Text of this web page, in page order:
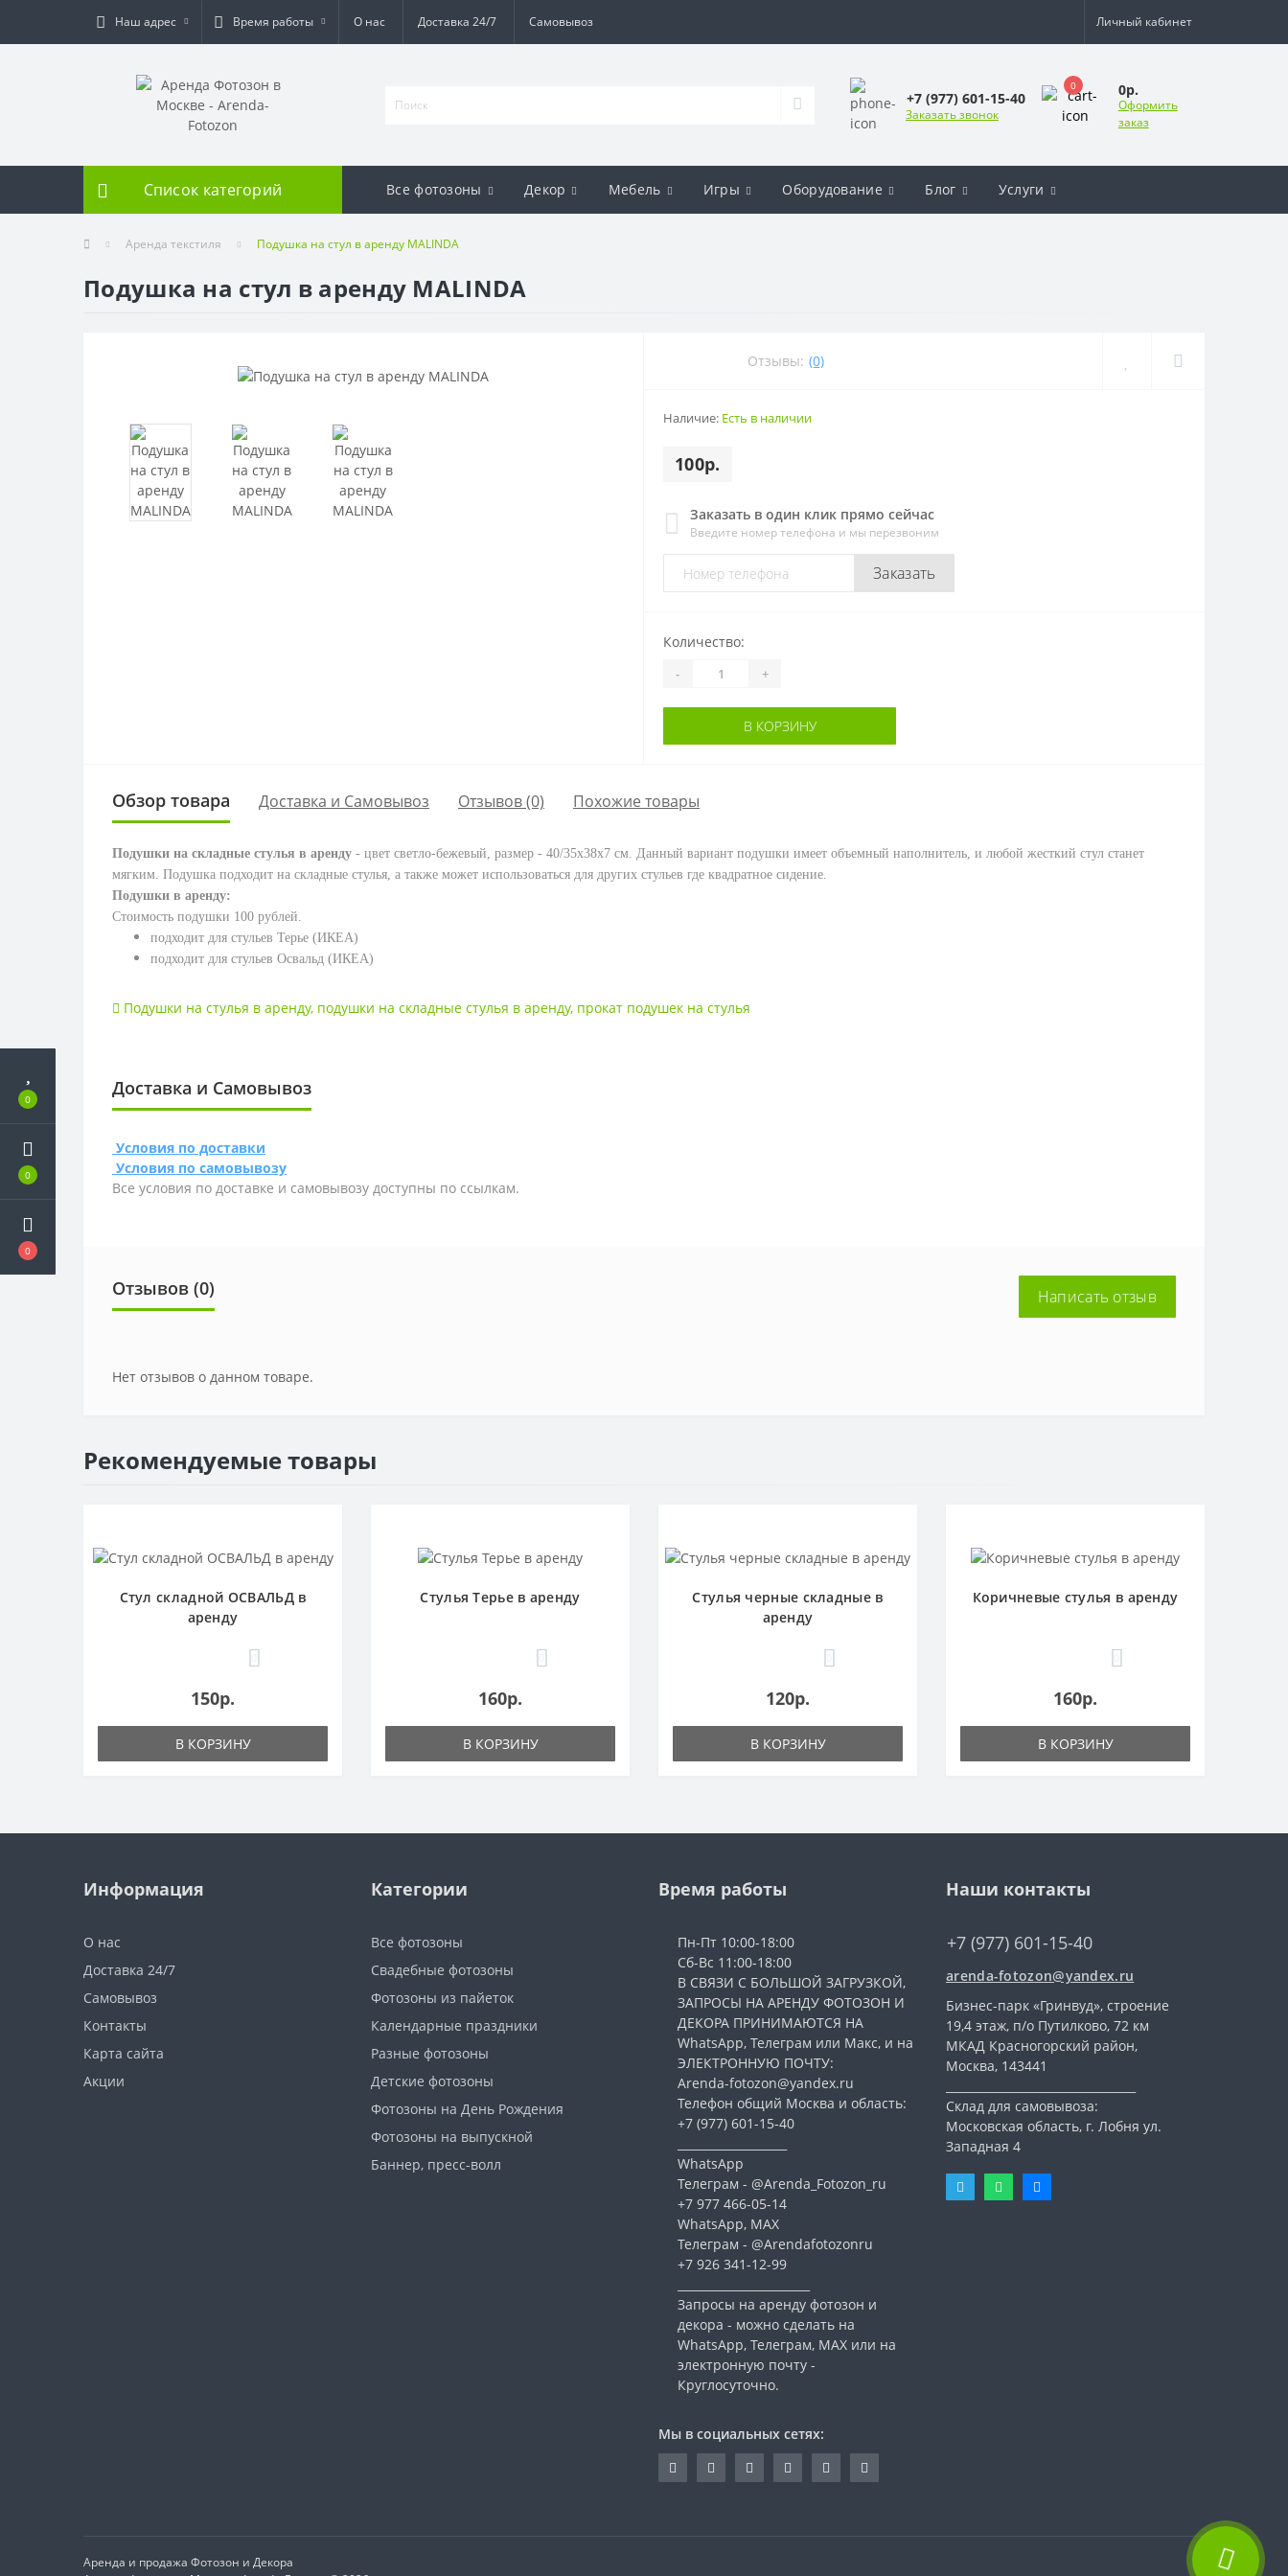
0
0
0
Наш адрес Время работы О нас Доставка 24/7 Самовывоз Личный кабинет
+7 (977) 601-15-40
Заказать звонок
0 0р.
Оформить
заказ
Список категорий Все фотозоны Декор Мебель Игры Оборудование Блог Услуги
Аренда текстиля Подушка на стул в аренду MALINDA
Подушка на стул в аренду MALINDA
Отзывы: (0)
Наличие: Есть в наличии
100р.
Заказать в один клик прямо сейчас
Введите номер телефона и мы перезвоним
Заказать
Количество:
- +
В КОРЗИНУ
Обзор товара Доставка и Самовывоз Отзывов (0) Похожие товары
Подушки на складные стулья в аренду - цвет светло-бежевый, размер - 40/35x38x7 см. Данный вариант подушки имеет объемный наполнитель, и любой жесткий стул станет
мягким. Подушка подходит на складные стулья, а также может использоваться для других стульев где квадратное сидение.
Подушки в аренду:
Стоимость подушки 100 рублей.
подходит для стульев Терье (ИКЕА)
подходит для стульев Освальд (ИКЕА)
Подушки на стулья в аренду, подушки на складные стулья в аренду, прокат подушек на стулья
Доставка и Самовывоз
Условия по доставки
Условия по самовывозу
Все условия по доставке и самовывозу доступны по ссылкам.
Отзывов (0) Написать отзыв
Нет отзывов о данном товаре.
Рекомендуемые товары
Стул складной ОСВАЛЬД в
аренду
150р.
В КОРЗИНУ
Стулья Терье в аренду
160р.
В КОРЗИНУ
Стулья черные складные в
аренду
120р.
В КОРЗИНУ
Коричневые стулья в аренду
160р.
В КОРЗИНУ
Информация
О нас
Доставка 24/7
Самовывоз
Контакты
Карта сайта
Акции
Категории
Все фотозоны
Свадебные фотозоны
Фотозоны из пайеток
Календарные праздники
Разные фотозоны
Детские фотозоны
Фотозоны на День Рождения
Фотозоны на выпускной
Баннер, пресс-волл
Время работы
Пн-Пт 10:00-18:00
Сб-Вс 11:00-18:00
В СВЯЗИ С БОЛЬШОЙ ЗАГРУЗКОЙ,
ЗАПРОСЫ НА АРЕНДУ ФОТОЗОН И
ДЕКОРА ПРИНИМАЮТСЯ НА
WhatsApp, Телеграм или Макс, и на
ЭЛЕКТРОННУЮ ПОЧТУ:
Arenda-fotozon@yandex.ru
Телефон общий Москва и область:
+7 (977) 601-15-40
WhatsApp
Телеграм - @Arenda_Fotozon_ru
+7 977 466-05-14
WhatsApp, МАХ
Телеграм - @Arendafotozonru
+7 926 341-12-99
Запросы на аренду фотозон и
декора - можно сделать на
WhatsApp, Телеграм, МАХ или на
электронную почту -
Круглосуточно.
Мы в социальных сетях:
Наши контакты
+7 (977) 601-15-40
arenda-fotozon@yandex.ru
Бизнес-парк «Гринвуд», строение
19,4 этаж, п/о Путилково, 72 км
МКАД Красногорский район,
Москва, 143441
Склад для самовывоза:
Московская область, г. Лобня ул.
Западная 4
Аренда и продажа Фотозон и Декора